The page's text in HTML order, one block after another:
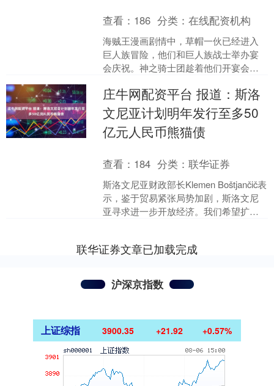
查看： 186 分类：在线配资机构
海贼王漫画剧情中，草帽一伙已经进入
巨人族冒险，他们和巨人族战士举办宴
会庆祝。神之骑士团趁着他们开宴会，
军子想要招募洛基王子加入....
庄牛网配资平台 报道：斯洛
文尼亚计划明年发行至多50
亿元人民币熊猫债
查看： 184 分类：联华证券
斯洛文尼亚财政部长Klemen Boštjančič表
示，鉴于贸易紧张局势加剧，斯洛文尼
亚寻求进一步开放经济。我们希望扩大
联华证券文章已加载完成
沪深京指数
上证综指 3900.35 +21.92 +0.57%